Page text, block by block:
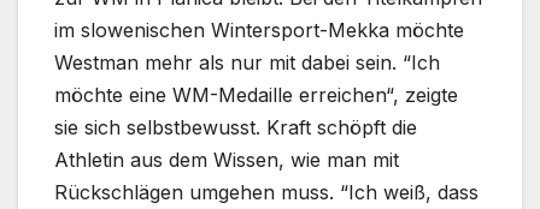
im slowenischen Wintersport-Mekka möchte
Westman mehr als nur mit dabei sein. “Ich
möchte eine WM-Medaille erreichen“, zeigte
sie sich selbstbewusst. Kraft schöpft die
Athletin aus dem Wissen, wie man mit
Rückschlägen umgehen muss. “Ich weiß, dass